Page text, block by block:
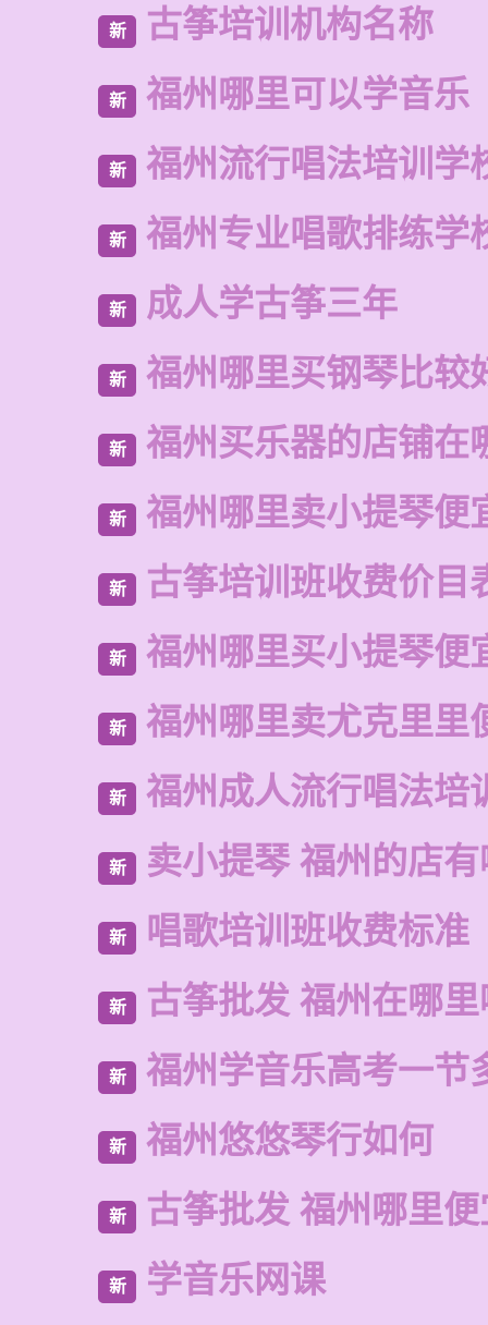
新 古筝培训机构名称
新 福州哪里可以学音乐
新 福州流行唱法培训学
新 福州专业唱歌排练学
新 成人学古筝三年
新 福州哪里买钢琴比较
新 福州买乐器的店铺在
新 福州哪里卖小提琴便
新 古筝培训班收费价目
新 福州哪里买小提琴便
新 福州哪里卖尤克里里
新 福州成人流行唱法培
新 卖小提琴 福州的店
新 唱歌培训班收费标准
新 古筝批发 福州在哪
新 福州学音乐高考一节
新 福州悠悠琴行如何
新 古筝批发 福州哪里
新 学音乐网课